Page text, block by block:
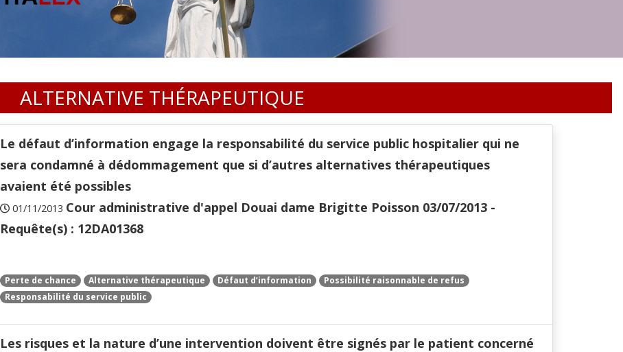
ALTERNATIVE THÉRAPEUTIQUE
Le défaut d’information engage la responsabilité du service public hospitalier qui ne
sera condamné à dédommagement que si d’autres alternatives thérapeutiques
avaient été possibles
01/11/2013 Cour administrative d'appel Douai dame Brigitte Poisson 03/07/2013 -
Requête(s) : 12DA01368
Perte de chance Alternative thérapeutique Défaut d’information
Possibilité raisonnable de refus
Responsabilité du service public
Les risques et la nature d’une intervention doivent être signés par le patient concerné